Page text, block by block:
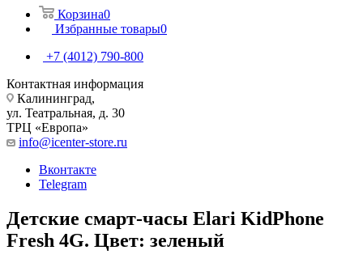
Корзина0
Избранные товары0
+7 (4012) 790-800
Контактная информация
Калининград,
ул. Театральная, д. 30
ТРЦ «Европа»
info@icenter-store.ru
Вконтакте
Telegram
Детские смарт-часы Elari KidPhone
Fresh 4G. Цвет: зеленый